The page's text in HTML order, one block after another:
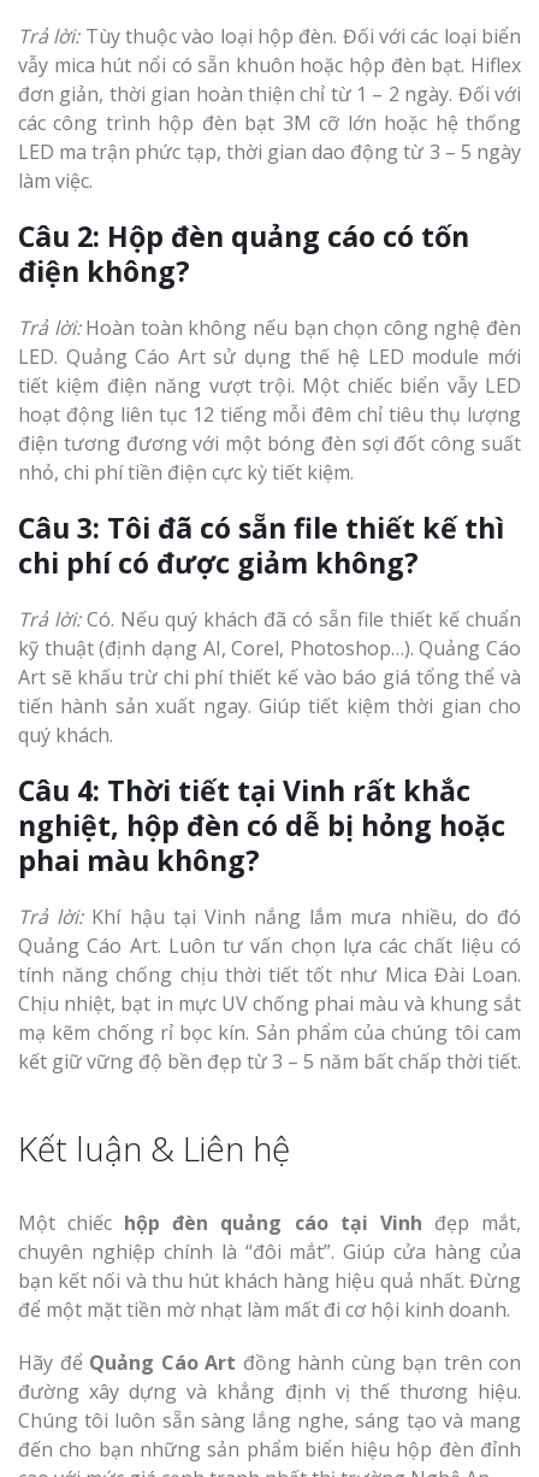
Trả lời:Tùy thuộc vào loại hộp đèn. Đối với các loại biển
vẫy mica hút nổi có sẵn khuôn hoặc hộp đèn bạt. Hiflex
đơn giản, thời gian hoàn thiện chỉ từ 1 – 2 ngày. Đối với
các công trình hộp đèn bạt 3M cỡ lớn hoặc hệ thống
LED ma trận phức tạp, thời gian dao động từ 3 – 5 ngày
làm việc.
Câu 2: Hộp đèn quảng cáo có tốn
điện không?
Trả lời:Hoàn toàn không nếu bạn chọn công nghệ đèn
LED. Quảng Cáo Art sử dụng thế hệ LED module mới
tiết kiệm điện năng vượt trội. Một chiếc biển vẫy LED
hoạt động liên tục 12 tiếng mỗi đêm chỉ tiêu thụ lượng
điện tương đương với một bóng đèn sợi đốt công suất
nhỏ, chi phí tiền điện cực kỳ tiết kiệm.
Câu 3: Tôi đã có sẵn file thiết kế thì
chi phí có được giảm không?
Trả lời:Có. Nếu quý khách đã có sẵn file thiết kế chuẩn
kỹ thuật (định dạng AI, Corel, Photoshop…). Quảng Cáo
Art sẽ khấu trừ chi phí thiết kế vào báo giá tổng thể và
tiến hành sản xuất ngay. Giúp tiết kiệm thời gian cho
quý khách.
Câu 4: Thời tiết tại Vinh rất khắc
nghiệt, hộp đèn có dễ bị hỏng hoặc
phai màu không?
Trả lời:Khí hậu tại Vinh nắng lắm mưa nhiều, do đó
Quảng Cáo Art. Luôn tư vấn chọn lựa các chất liệu có
tính năng chống chịu thời tiết tốt như Mica Đài Loan.
Chịu nhiệt, bạt in mực UV chống phai màu và khung sắt
mạ kẽm chống rỉ bọc kín. Sản phẩm của chúng tôi cam
kết giữ vững độ bền đẹp từ 3 – 5 năm bất chấp thời tiết.
Kết luận & Liên hệ
Một chiếc hộp đèn quảng cáo tại Vinh đẹp mắt,
chuyên nghiệp chính là “đôi mắt”. Giúp cửa hàng của
bạn kết nối và thu hút khách hàng hiệu quả nhất. Đừng
để một mặt tiền mờ nhạt làm mất đi cơ hội kinh doanh.
Hãy để Quảng Cáo Art đồng hành cùng bạn trên con
đường xây dựng và khẳng định vị thế thương hiệu.
Chúng tôi luôn sẵn sàng lắng nghe, sáng tạo và mang
đến cho bạn những sản phẩm biển hiệu hộp đèn đỉnh